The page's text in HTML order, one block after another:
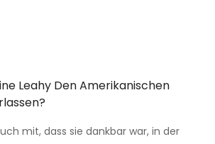
Leahy Den Amerikanischen
mit, dass sie dankbar war, in der